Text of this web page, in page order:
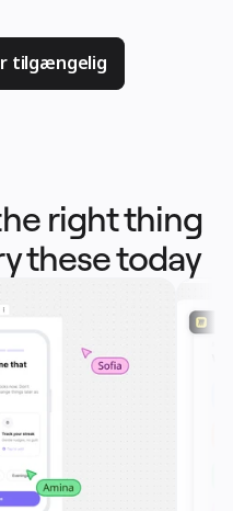
tilgængelig
right thing
these today